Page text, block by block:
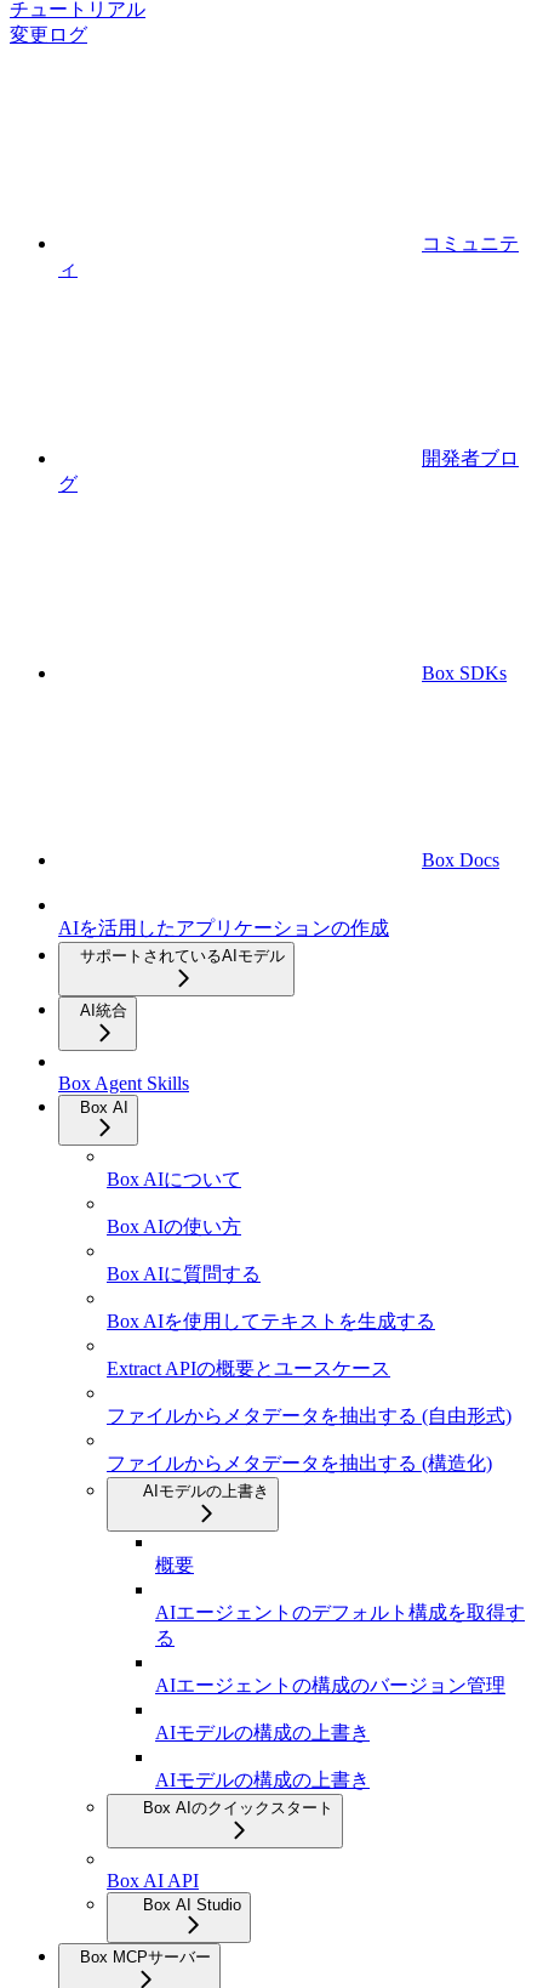
チュートリアル
変更ログ
コミュニテ
ィ
開発者ブロ
グ
Box SDKs
Box Docs
AIを活用したアプリケーションの作成
サポートされているAIモデル
AI統合
Box Agent Skills
Box AI
Box AIについて
Box AIの使い方
Box AIに質問する
Box AIを使用してテキストを生成する
Extract APIの概要とユースケース
ファイルからメタデータを抽出する (自由形式)
ファイルからメタデータを抽出する (構造化)
AIモデルの上書き
概要
AIエージェントのデフォルト構成を取得す
る
AIエージェントの構成のバージョン管理
AIモデルの構成の上書き
AIモデルの構成の上書き
Box AIのクイックスタート
Box AI API
Box AI Studio
Box MCPサーバー